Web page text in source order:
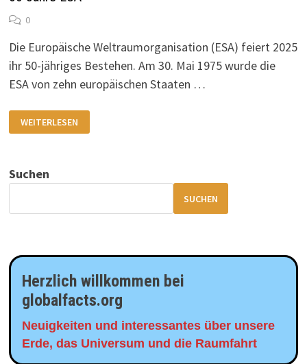
0
Die Europäische Weltraumorganisation (ESA) feiert 2025
ihr 50-jähriges Bestehen. Am 30. Mai 1975 wurde die
ESA von zehn europäischen Staaten …
JAHRE
ESA
WEITERLESEN
Suchen
SUCHEN
Herzlich willkommen bei
globalfacts.org
Neuigkeiten und interessantes über unsere
Erde, das Universum und die Raumfahrt